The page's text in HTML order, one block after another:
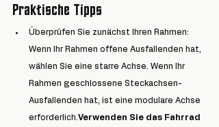
Praktische Tipps
Überprüfen Sie zunächst Ihren Rahmen:
Wenn Ihr Rahmen offene Ausfallenden hat,
wählen Sie eine starre Achse. Wenn Ihr
Rahmen geschlossene Steckachsen-
Ausfallenden hat, ist eine modulare Achse
erforderlich.Verwenden Sie das Fahrrad